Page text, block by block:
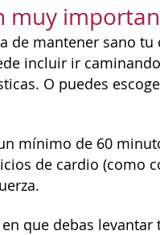
muy
de mantener sano
incluir ir
O puedes
mínimo de 60
de cardio (como
que debas